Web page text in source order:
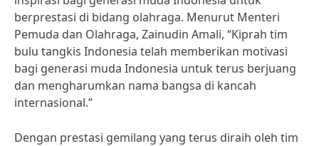
berprestasi di bidang olahraga. Menurut Menteri
Pemuda dan Olahraga, Zainudin Amali, “Kiprah tim
bulu tangkis Indonesia telah memberikan motivasi
bagi generasi muda Indonesia untuk terus berjuang
dan mengharumkan nama bangsa di kancah
internasional.”
Dengan prestasi gemilang yang terus diraih oleh tim